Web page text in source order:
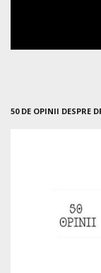
50 DE OPINII DESPRE